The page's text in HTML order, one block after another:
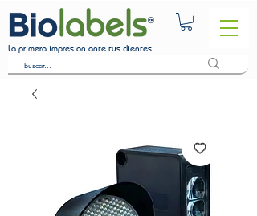
La primera impresion ante tus clientes